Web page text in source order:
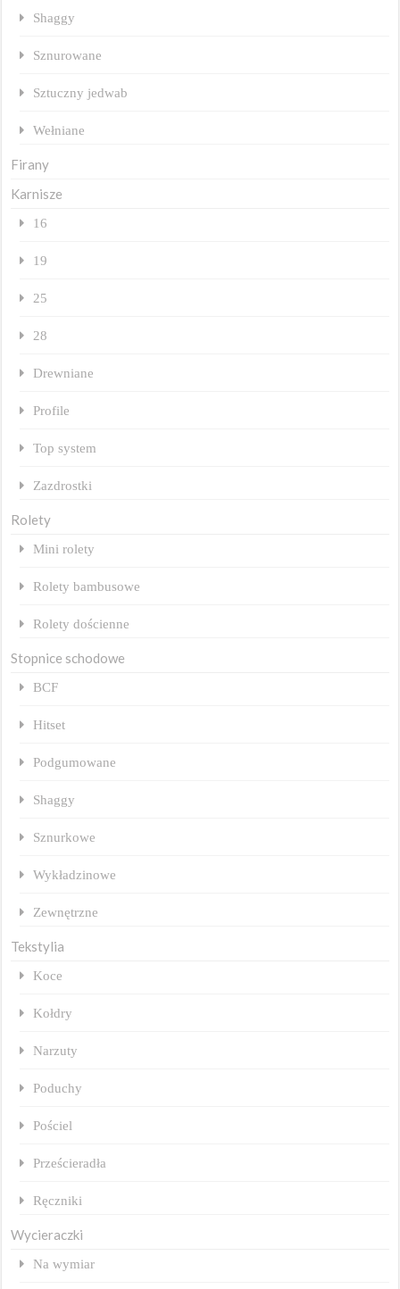
Shaggy
Sznurowane
Sztuczny jedwab
Wełniane
Firany
Karnisze
16
19
25
28
Drewniane
Profile
Top system
Zazdrostki
Rolety
Mini rolety
Rolety bambusowe
Rolety dościenne
Stopnice schodowe
BCF
Hitset
Podgumowane
Shaggy
Sznurkowe
Wykładzinowe
Zewnętrzne
Tekstylia
Koce
Kołdry
Narzuty
Poduchy
Pościel
Prześcieradła
Ręczniki
Wycieraczki
Na wymiar